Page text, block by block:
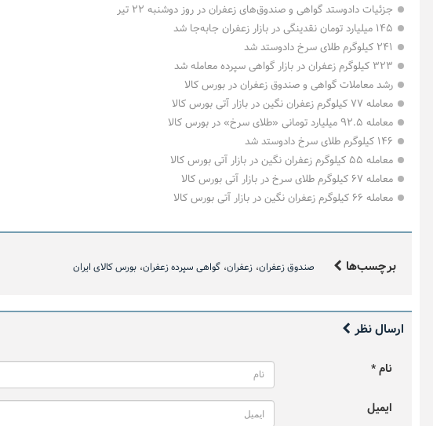
جزئیات دادوستد گواهی و صندوق‌های زعفران در روز دوشنبه ۲۲ تیر
۱۴۵ میلیارد تومان نقدینگی در بازار زعفران جابه‌جا شد
۲۴۱ کیلوگرم طلای سرخ دادوستد شد
۳۲۳ کیلوگرم زعفران در بازار گواهی سپرده معامله شد
رشد معاملات گواهی و صندوق زعفران در بورس کالا
معامله ۷۷ کیلوگرم زعفران نگین در بازار آتی بورس کالا
معامله ۹۲.۵ میلیارد تومانی «طلای سرخ» در بورس کالا
۱۴۶ کیلوگرم طلای سرخ دادوستد شد
معامله ۵۵ کیلوگرم زعفران نگین در بازار آتی بورس کالا
معامله ۶۷ کیلوگرم طلای سرخ در بازار آتی بورس کالا
معامله ۶۶ کیلوگرم زعفران نگین در بازار آتی بورس کالا
برچسب‌ها صندوق زعفران زعفران گواهی سپرده زعفران بورس کالای ایران
ارسال نظر
نام *
ایمیل
اینفوگرافیک ۲ اسفند ماه
احسان مرادی مدیرعامل شرکت
پارسیان